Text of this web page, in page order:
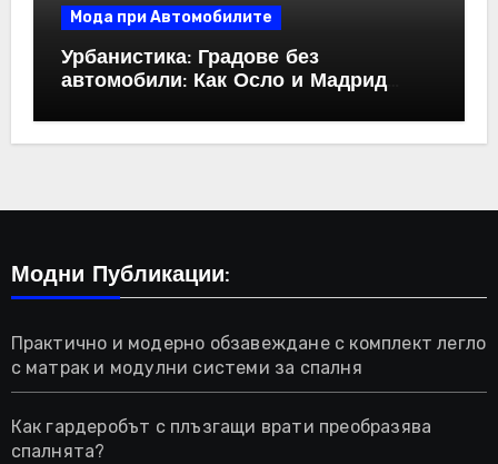
Мода при Автомобилите
Урбанистика: Градове без
автомобили: Как Осло и Мадрид
Модни Публикации:
Практично и модерно обзавеждане с комплект легло
с матрак и модулни системи за спалня
Как гардеробът с плъзгащи врати преобразява
спалнята?